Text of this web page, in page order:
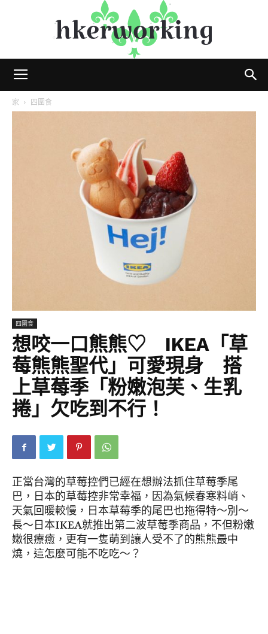
家 四圍食
四圍食
想咬一口熊熊♡ IKEA「草
莓熊熊聖代」可愛現身 搭
上草莓季「粉嫩泡芙、生乳
捲」欠吃到不行！
正當台灣的草莓控們已經在想辦法抓住草莓季尾
巴，日本的草莓控非常幸福，因為氣候春寒料峭、
天氣回暖較慢，日本草莓季的尾巴也拖得特～別～
長～日本IKEA就推出第二波草莓季商品，不但粉嫩
嫩很療癒，更有一隻萌到讓人受不了的熊熊最中
燒，這怎麼可能不吃吃～？